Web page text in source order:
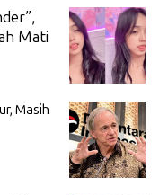
Mati
Masih